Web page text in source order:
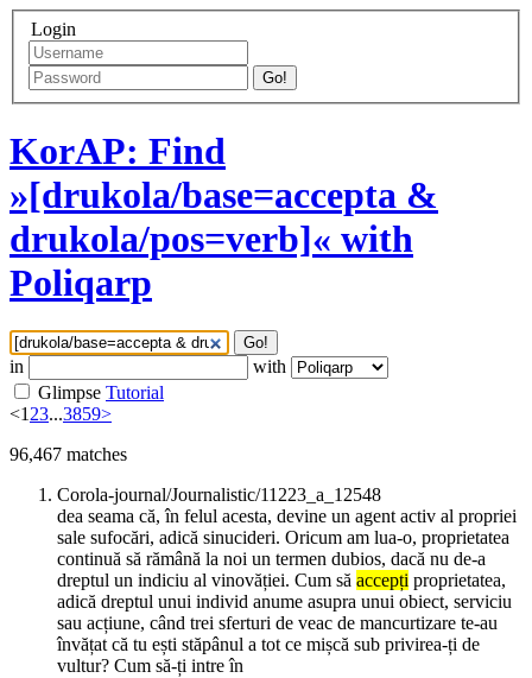
Login
Go!
KorAP: Find
»[drukola/base=accepta &
drukola/pos=verb]« with
Poliqarp
Go!
in
with
Glimpse Tutorial
<123...3859>
96,467 matches
Corola-journal/Journalistic/11223_a_12548
dea seama că, în felul acesta, devine un agent activ al propriei
sale sufocări, adică sinucideri. Oricum am lua-o, proprietatea
continuă să rămână la noi un termen dubios, dacă nu de-a
dreptul un indiciu al vinovăției. Cum să accepți proprietatea,
adică dreptul unui individ anume asupra unui obiect, serviciu
sau acțiune, când trei sferturi de veac de mancurtizare te-au
învățat că tu ești stăpânul a tot ce mișcă sub privirea-ți de
vultur? Cum să-ți intre în